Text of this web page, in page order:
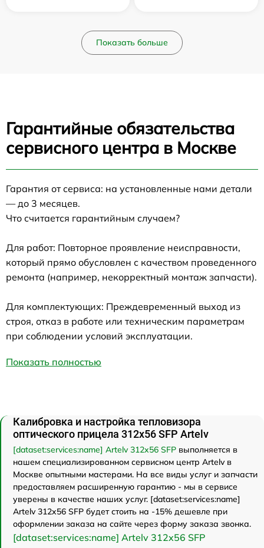
Показать больше
Гарантийные обязательства
сервисного центра в Москве
Гарантия от сервиса: на установленные нами детали
— до 3 месяцев.
Что считается гарантийным случаем?
Для работ: Повторное проявление неисправности,
который прямо обусловлен с качеством проведенного
ремонта (например, некорректный монтаж запчасти).
Для комплектующих: Преждевременный выход из
строя, отказ в работе или техническим параметрам
при соблюдении условий эксплуатации.
Показать полностью
Калибровка и настройка тепловизора
оптического прицела 312x56 SFP Artelv
[dataset:services:name] Artelv 312x56 SFP выполняется в
нашем специализированном сервисном центр Artelv в
Москве опытными мастерами. На все виды услуг и запчасти
предоставляем расширенную гарантию - мы в сервисе
уверены в качестве наших услуг. [dataset:services:name]
Artelv 312x56 SFP будет стоить на -15% дешевле при
оформлении заказа на сайте через форму заказа звонка.
[dataset:services:name] Artelv 312x56 SFP